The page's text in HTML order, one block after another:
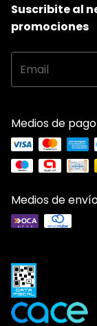
Suscribite al
promociones
Medios de pago
Medios de